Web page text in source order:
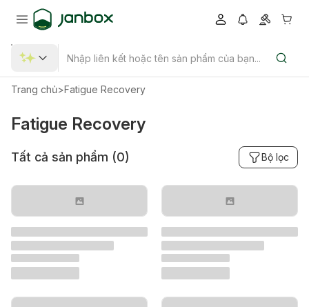
Trang chủ>Fatigue Recovery
Fatigue Recovery
Tất cả sản phẩm (0) Bộ lọc